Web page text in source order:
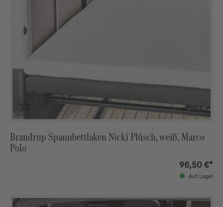
Brandrup Spannbettlaken Nicki Plüsch, weiß, Marco
Polo
96,50 €*
Auf Lager